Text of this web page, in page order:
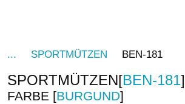
SPORTMÜTZEN BEN-181
SPORTMÜTZEN BEN-181
FARBE BURGUND